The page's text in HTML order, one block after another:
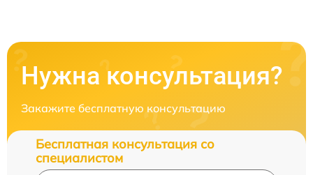
Нужна консультация?
Закажите бесплатную консультацию
Бесплатная консультация со
специалистом